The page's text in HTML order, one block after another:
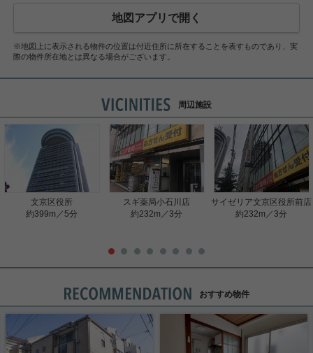
地図アプリで開く
※地図上に表示される物件の位置は付近住所に所在することを表すものであり、実
際の物件所在地とは異なる場合がございます。
周辺施設
文京区役所
約399m／5分
スギ薬局小石川店
約232m／3分
サイゼリア文京区役所前店
約232m／3分
おすすめ物件